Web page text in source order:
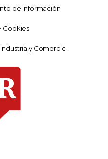
de Información
Cookies
y Comercio